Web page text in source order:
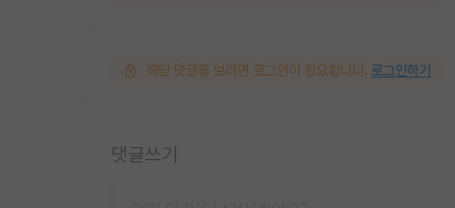
해당 댓글을 보려면 로그인이 필요합니다. 로그인하기
댓글쓰기